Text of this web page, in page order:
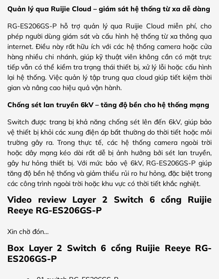
Quản lý qua Ruijie Cloud – giám sát hệ thống từ xa dễ dàng
RG-ES206GS-P hỗ trợ quản lý qua Ruijie Cloud miễn phí, cho
phép người dùng giám sát và cấu hình hệ thống từ xa thông qua
internet. Điều này rất hữu ích với các hệ thống camera hoặc cửa
hàng nhiều chi nhánh, giúp kỹ thuật viên không cần có mặt trực
tiếp vẫn có thể kiểm tra trạng thái thiết bị, xử lý lỗi hoặc cấu hình
lại hệ thống. Việc quản lý tập trung qua cloud giúp tiết kiệm thời
gian và nâng cao hiệu quả vận hành.
Chống sét lan truyền 6kV – tăng độ bền cho hệ thống mạng
Switch được trang bị khả năng chống sét lên đến 6kV, giúp bảo
vệ thiết bị khỏi các xung điện áp bất thường do thời tiết hoặc môi
trường gây ra. Trong thực tế, các hệ thống camera ngoài trời
hoặc dây mạng kéo dài rất dễ bị ảnh hưởng bởi sét lan truyền,
gây hư hỏng thiết bị. Với mức bảo vệ 6kV, RG-ES206GS-P giúp
tăng độ bền hệ thống và giảm thiểu rủi ro hư hỏng, đặc biệt trong
các công trình ngoài trời hoặc khu vực có thời tiết khắc nghiệt.
Video review Layer 2 Switch 6 cổng Ruijie
Reeye RG-ES206GS-P
Xin chờ đón…
Box Layer 2 Switch 6 cổng Ruijie Reeye RG-
ES206GS-P